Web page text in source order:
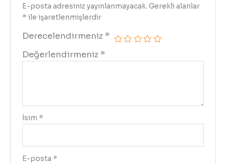
E-posta adresiniz yayınlanmayacak. Gerekli alanlar
* ile işaretlenmişlerdir
Derecelendirmeniz *
Değerlendirmeniz *
İsim *
E-posta *